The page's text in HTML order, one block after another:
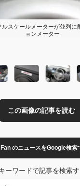
スケールメーターが並列に
ョンメーター
のニュースをGoogle検索
ーワードで記事を検索す